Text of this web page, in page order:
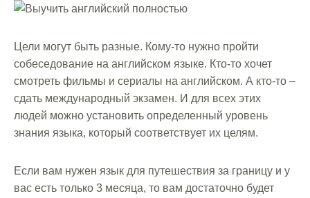
Цели могут быть разные. Кому-то нужно пройти
собеседование на английском языке. Кто-то хочет
смотреть фильмы и сериалы на английском. А кто-то –
сдать международный экзамен. И для всех этих
людей можно установить определенный уровень
знания языка, который соответствует их целям.
Если вам нужен язык для путешествия за границу и у
вас есть только 3 месяца, то вам достаточно будет